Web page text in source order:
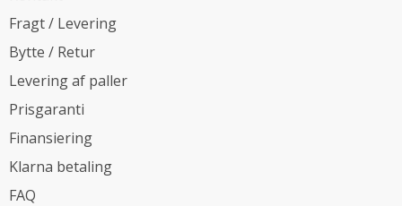
Fragt / Levering
Bytte / Retur
Levering af paller
Prisgaranti
Finansiering
Klarna betaling
FAQ